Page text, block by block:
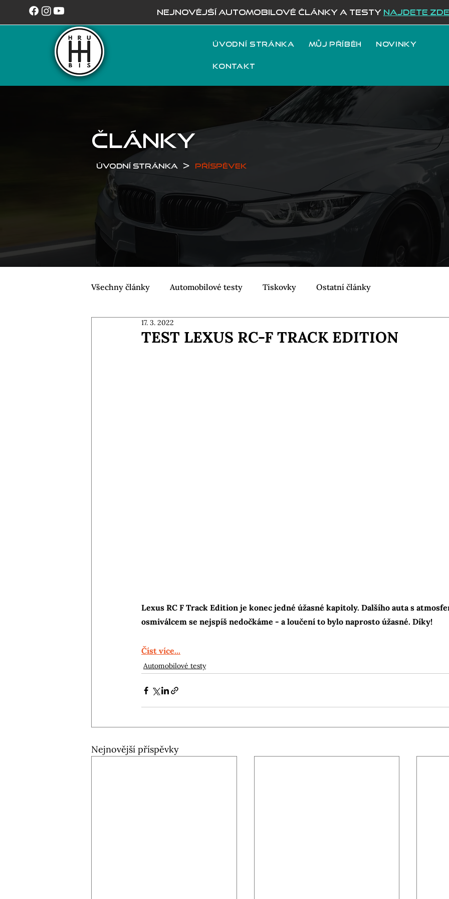
NEJNOVĚJŠÍ AUTOMOBILOVÉ ČLÁNKY A TESTY NAJDETE ZDE
Úvodní stránka Můj příběh Novinky
Kontakt
ČLÁNKY
Úvodní stránka > Příspěvek
Všechny články Automobilové testy Tiskovky Ostatní články
TEST LEXUS RC-F TRACK EDITION
17. 3. 2022
Lexus RC F Track Edition je konec jedné úžasné kapitoly. Dalšího auta s
osmiválcem se nejspíš nedočkáme - a loučení to bylo naprosto úžasné. Díky!
Číst více...
Automobilové testy
Nejnovější příspěvky